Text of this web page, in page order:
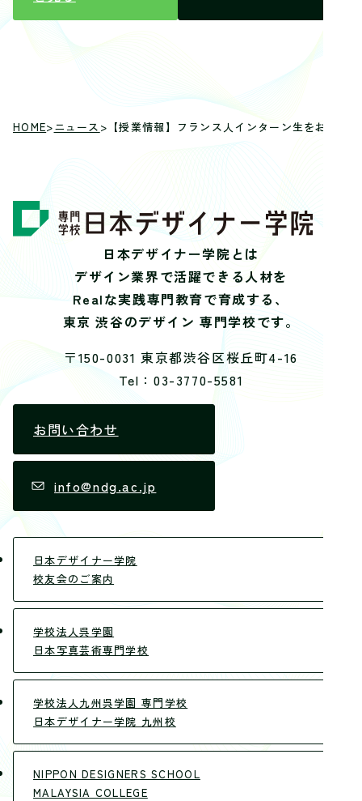
HOME>ニュース > 【授業情報】フランス人インターン生をお招き
日本デザイナー学院とは
デザイン業界で活躍できる人材を
Realな実践専門教育で育成する、
東京 渋谷のデザイン 専門学校です。
〒150-0031 東京都渋谷区桜丘町4-16
Tel：03-3770-5581
お問い合わせ
info@ndg.ac.jp
日本デザイナー学院
校友会のご案内
学校法人呉学園
日本写真芸術専門学校
学校法人九州呉学園 専門学校
日本デザイナー学院 九州校
NIPPON DESIGNERS SCHOOL
MALAYSIA COLLEGE